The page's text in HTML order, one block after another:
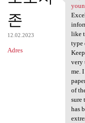
존
12.02.2023
Adres
like
type
very
me.
of
sure
has